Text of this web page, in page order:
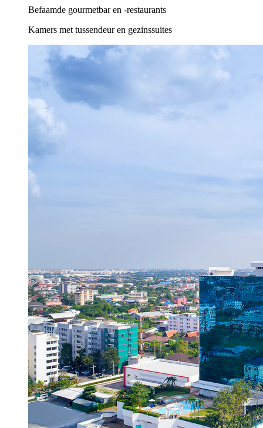
Befaamde gourmetbar en -restaurants
Kamers met tussendeur en gezinssuites